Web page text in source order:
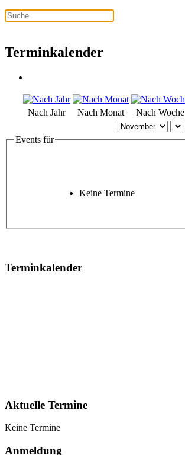
Terminkalender
Nach Jahr Nach Monat Nach Woche
Events für
Keine Termine
Terminkalender
Aktuelle Termine
Keine Termine
Anmeldung